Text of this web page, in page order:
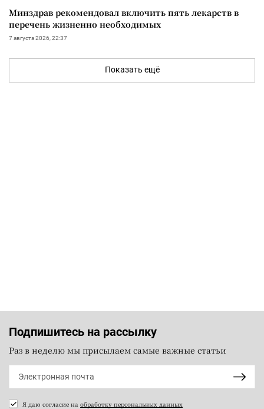
Минздрав рекомендовал включить пять лекарств в
перечень жизненно необходимых
7 августа 2026, 22:37
Показать ещё
Подпишитесь на рассылку
Раз в неделю мы присылаем самые важные статьи
Я даю согласие на обработку персональных данных